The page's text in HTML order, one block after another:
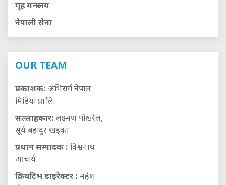
गृह मन्त्रालय
नेपाली सेना
OUR TEAM
प्रकाशक: अभिसर्ग नेपाल
मिडिया प्रा.लि.
सल्लाहकार: लक्ष्मण पोखरेल,
सूर्य बहादुर खड्का
प्रधान सम्पादक : विश्वनाथ
आचार्य
क्रियटिभ डाइरेक्टर : महेश